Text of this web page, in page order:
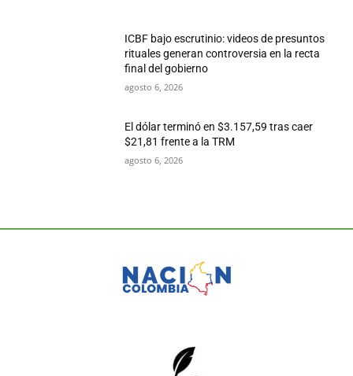
ICBF bajo escrutinio: videos de presuntos
rituales generan controversia en la recta
final del gobierno
agosto 6, 2026
El dólar terminó en $3.157,59 tras caer
$21,81 frente a la TRM
agosto 6, 2026